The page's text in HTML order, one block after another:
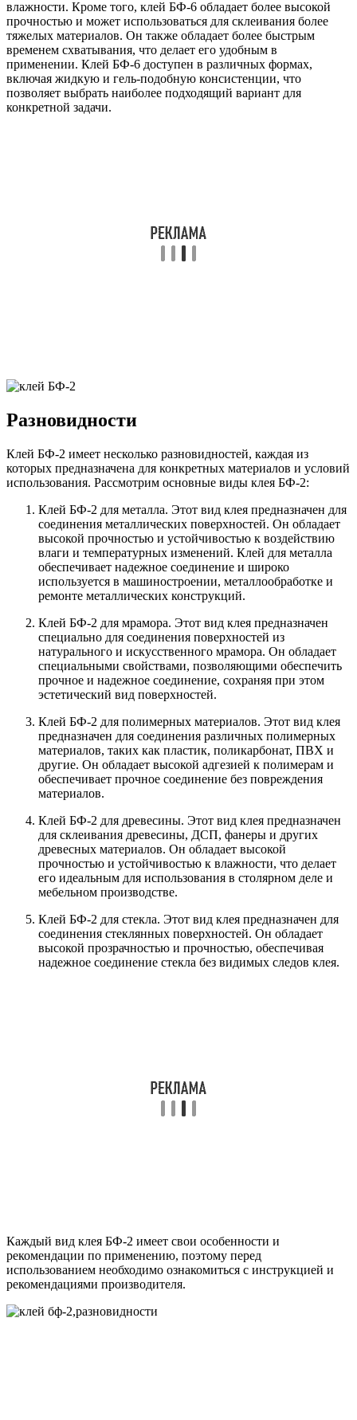
влажности. Кроме того, клей БФ-6 обладает более высокой
прочностью и может использоваться для склеивания более
тяжелых материалов. Он также обладает более быстрым
временем схватывания, что делает его удобным в
применении. Клей БФ-6 доступен в различных формах,
включая жидкую и гель-подобную консистенции, что
позволяет выбрать наиболее подходящий вариант для
конкретной задачи.
Разновидности
Клей БФ-2 имеет несколько разновидностей, каждая из
которых предназначена для конкретных материалов и условий
использования. Рассмотрим основные виды клея БФ-2:
Клей БФ-2 для металла. Этот вид клея предназначен для
соединения металлических поверхностей. Он обладает
высокой прочностью и устойчивостью к воздействию
влаги и температурных изменений. Клей для металла
обеспечивает надежное соединение и широко
используется в машиностроении, металлообработке и
ремонте металлических конструкций.
Клей БФ-2 для мрамора. Этот вид клея предназначен
специально для соединения поверхностей из
натурального и искусственного мрамора. Он обладает
специальными свойствами, позволяющими обеспечить
прочное и надежное соединение, сохраняя при этом
эстетический вид поверхностей.
Клей БФ-2 для полимерных материалов. Этот вид клея
предназначен для соединения различных полимерных
материалов, таких как пластик, поликарбонат, ПВХ и
другие. Он обладает высокой адгезией к полимерам и
обеспечивает прочное соединение без повреждения
материалов.
Клей БФ-2 для древесины. Этот вид клея предназначен
для склеивания древесины, ДСП, фанеры и других
древесных материалов. Он обладает высокой
прочностью и устойчивостью к влажности, что делает
его идеальным для использования в столярном деле и
мебельном производстве.
Клей БФ-2 для стекла. Этот вид клея предназначен для
соединения стеклянных поверхностей. Он обладает
высокой прозрачностью и прочностью, обеспечивая
надежное соединение стекла без видимых следов клея.
Каждый вид клея БФ-2 имеет свои особенности и
рекомендации по применению, поэтому перед
использованием необходимо ознакомиться с инструкцией и
рекомендациями производителя.